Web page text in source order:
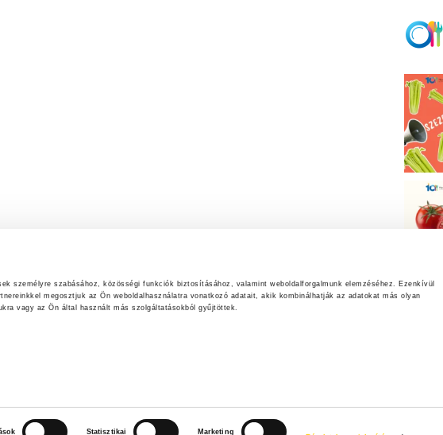
személyre szabásához, közösségi funkciók biztosításához, valamint weboldalforgalmunk elemzéséhez. Ezenkívül
megosztjuk az Ön weboldalhasználatra vonatkozó adatait, akik kombinálhatják az adatokat más olyan
vagy az Ön által használt más szolgáltatásokból gyűjtöttek.
Statisztikai Marketing